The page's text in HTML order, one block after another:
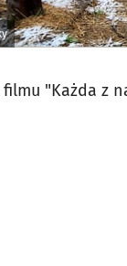
"Każda z